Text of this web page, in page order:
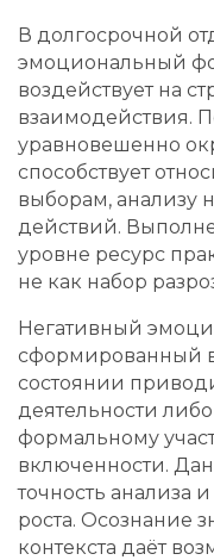
В долгосрочной
эмоциональный
воздействует на
взаимодействия.
уравновешенно
способствует
выборам, анализу
действий.
уровне ресурс
не как набор
Негативный
сформированный
состоянии
деятельности
формальному
включенности.
точность анализа
роста. Осознание
контекста даёт